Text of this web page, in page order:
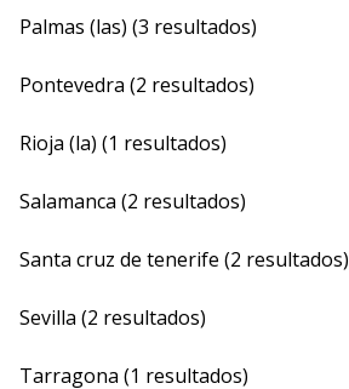
Palmas (las) (3 resultados)
Pontevedra (2 resultados)
Rioja (la) (1 resultados)
Salamanca (2 resultados)
Santa cruz de tenerife (2 resultados)
Sevilla (2 resultados)
Tarragona (1 resultados)